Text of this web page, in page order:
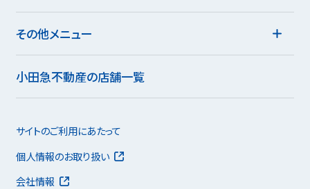
その他メニュー
小田急不動産の店舗一覧
サイトのご利用にあたって
個人情報のお取り扱い
会社情報